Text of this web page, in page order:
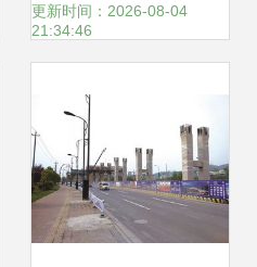
不棒--管涵产品扛
更新时间：2026-08-04
21:34:46